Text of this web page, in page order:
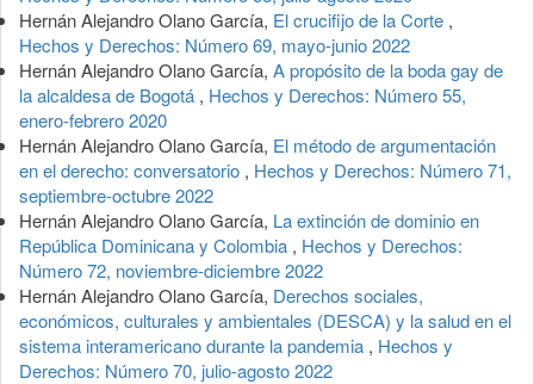
Hernán Alejandro Olano García, El crucifijo de la Corte ,
Hechos y Derechos: Número 69, mayo-junio 2022
Hernán Alejandro Olano García, A propósito de la boda gay de
la alcaldesa de Bogotá , Hechos y Derechos: Número 55,
enero-febrero 2020
Hernán Alejandro Olano García, El método de argumentación
en el derecho: conversatorio , Hechos y Derechos: Número 71,
septiembre-octubre 2022
Hernán Alejandro Olano García, La extinción de dominio en
República Dominicana y Colombia , Hechos y Derechos:
Número 72, noviembre-diciembre 2022
Hernán Alejandro Olano García, Derechos sociales,
económicos, culturales y ambientales (DESCA) y la salud en el
sistema interamericano durante la pandemia , Hechos y
Derechos: Número 70, julio-agosto 2022